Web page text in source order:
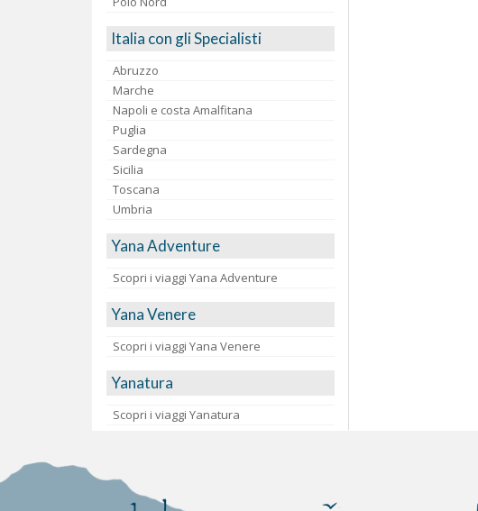
Italia con gli Specialisti
Abruzzo
Marche
Napoli e costa Amalfitana
Puglia
Sardegna
Sicilia
Toscana
Umbria
Yana Adventure
Scopri i viaggi Yana Adventure
Yana Venere
Scopri i viaggi Yana Venere
Yanatura
Scopri i viaggi Yanatura